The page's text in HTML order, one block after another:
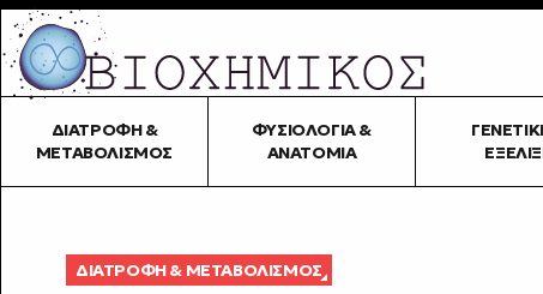
ΔΙΑΤΡΟΦΉ &
ΜΕΤΑΒΟΛΙΣΜΌΣ
ΦΥΣΙΟΛΟΓΊΑ &
ΑΝΑΤΟΜΊΑ
ΔΙΑΤΡΟΦΉ & ΜΕΤΑΒΟΛΙΣΜΌΣ